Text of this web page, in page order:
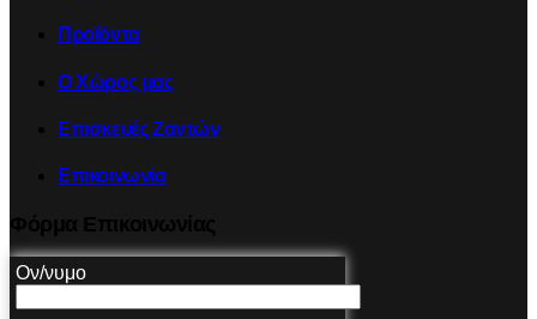
Προϊόντα
Ο Χώρος μας
Επισκευές Ζαντών
Επικοινωνία
Ον/νυμο